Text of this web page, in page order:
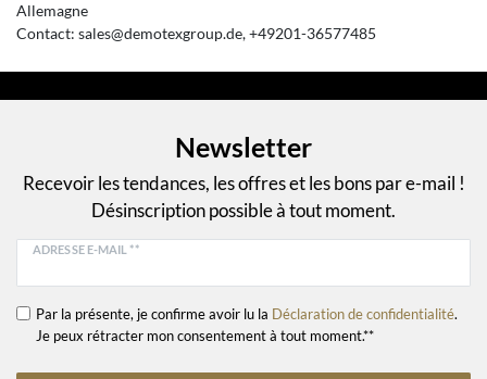
Allemagne
Contact: sales@demotexgroup.de +49201-36577485
Newsletter
Recevoir les tendances, les offres et les bons par e-mail !
Désinscription possible à tout moment.
ADRESSE E-MAIL **
Par la présente, je confirme avoir lu la Déclaration de confidentialité.
Je peux rétracter mon consentement à tout moment.**